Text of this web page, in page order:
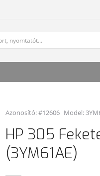
Azonosító: #12606 Model:
HP 305
(3YM61AE)